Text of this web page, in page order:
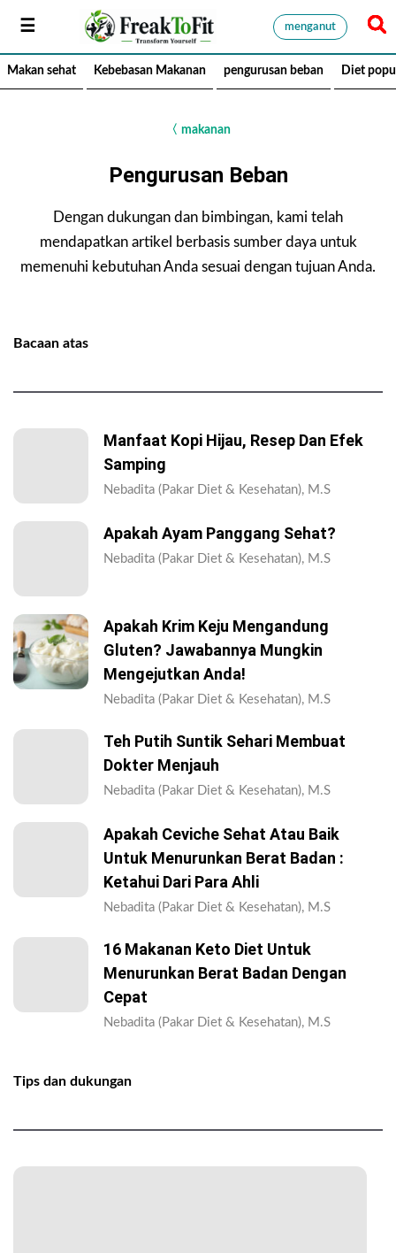
menganut
Makan sehat Kebebasan Makanan pengurusan beban Diet
〈 makanan
Pengurusan Beban
Dengan dukungan dan bimbingan, kami telah
mendapatkan artikel berbasis sumber daya untuk
memenuhi kebutuhan Anda sesuai dengan tujuan Anda.
Bacaan atas
Manfaat Kopi Hijau, Resep Dan Efek
Samping
Nebadita (Pakar Diet & Kesehatan), M.S
Apakah Ayam Panggang Sehat?
Nebadita (Pakar Diet & Kesehatan), M.S
Apakah Krim Keju Mengandung
Gluten? Jawabannya Mungkin
Mengejutkan Anda!
Nebadita (Pakar Diet & Kesehatan), M.S
Teh Putih Suntik Sehari Membuat
Dokter Menjauh
Nebadita (Pakar Diet & Kesehatan), M.S
Apakah Ceviche Sehat Atau Baik
Untuk Menurunkan Berat Badan :
Ketahui Dari Para Ahli
Nebadita (Pakar Diet & Kesehatan), M.S
16 Makanan Keto Diet Untuk
Menurunkan Berat Badan Dengan
Cepat
Nebadita (Pakar Diet & Kesehatan), M.S
Tips dan dukungan